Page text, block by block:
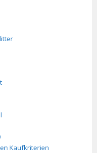
Kaufkriterien